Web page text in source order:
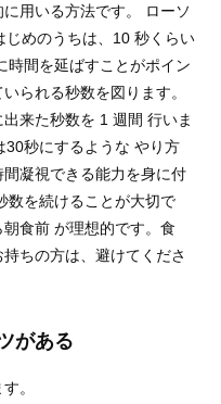
用いる方法です。 ローソ
めのうちは、10 秒くらい
時間を延ばすことがポイン
られる秒数を図ります。
来た秒数を 1 週間 行いま
秒にするような やり方
凝視できる能力を身に付
数を続けることが大切で
食前 が理想的です。食
ちの方は、避けてくださ
がある
。